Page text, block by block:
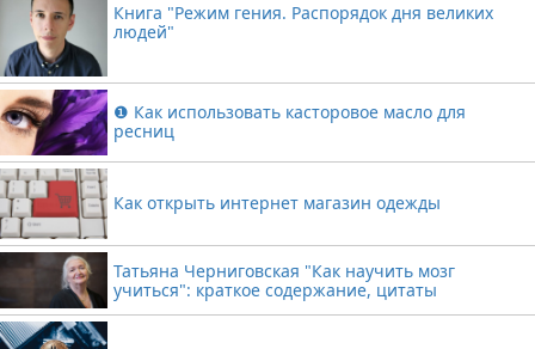
Книга "Режим гения. Распорядок дня великих
людей"
❶ Как использовать касторовое масло для
ресниц
Как открыть интернет магазин одежды
Татьяна Черниговская "Как научить мозг
учиться": краткое содержание, цитаты